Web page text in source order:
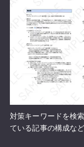
対策キーワードを検
ている記事の構成な